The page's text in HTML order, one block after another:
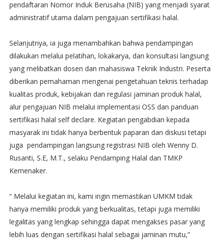
pendaftaran Nomor Induk Berusaha (NIB) yang menjadi syarat
administratif utama dalam pengajuan sertifikasi halal.
Selanjutnya, ia juga menambahkan bahwa pendampingan
dilakukan melalui pelatihan, lokakarya, dan konsultasi langsung
yang melibatkan dosen dan mahasiswa Teknik Industri. Peserta
diberikan pemahaman mengenai pengetahuan teknis terhadap
kualitas produk, kebijakan dan regulasi jaminan produk halal,
alur pengajuan NIB melalui implementasi OSS dan panduan
sertifikasi halal self declare. Kegiatan pengabdian kepada
masyarak ini tidak hanya berbentuk paparan dan diskusi tetapi
juga pendampingan langsung registrasi NIB oleh Wenny D.
Rusanti, S.E, M.T., selaku Pendamping Halal dan TMKP
Kemenaker.
“ Melalui kegiatan ini, kami ingin memastikan UMKM tidak
hanya memiliki produk yang berkualitas, tetapi juga memiliki
legalitas yang lengkap sehingga dapat mengakses pasar yang
lebih luas dengan sertifikasi halal sebagai jaminan mutu,”